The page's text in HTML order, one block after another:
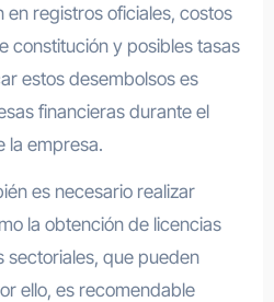
en registros oficiales, costos
constitución y posibles tasas
estos desembolsos es
financieras durante el
la empresa.
es necesario realizar
la obtención de licencias
sectoriales, que pueden
ello, es recomendable